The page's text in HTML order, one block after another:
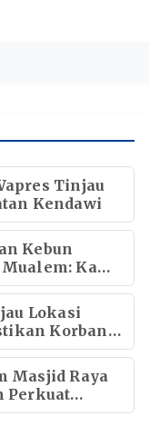
Tinjau
Kendawi
Kebun
Kami
Lokasi
Korban
Pokok
Masjid Raya
Perkuat